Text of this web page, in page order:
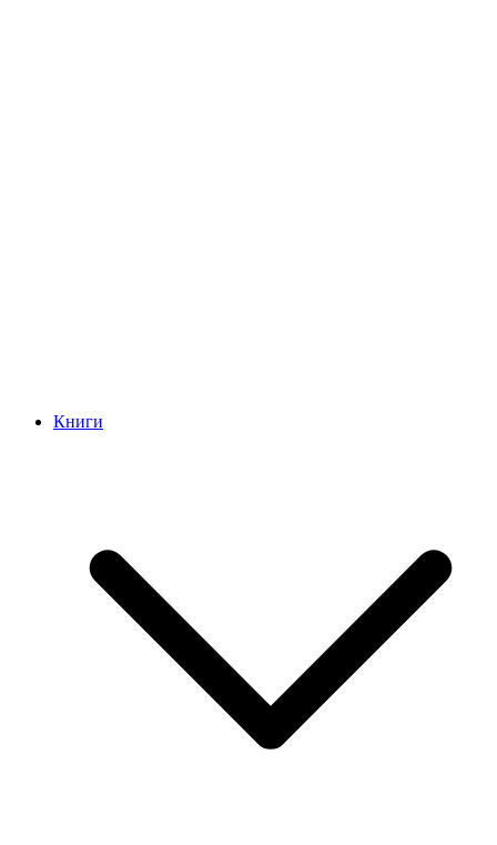
Книги